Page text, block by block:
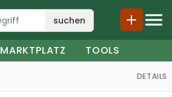
suchen
MARKTPLATZ TOOLS
DETAILS